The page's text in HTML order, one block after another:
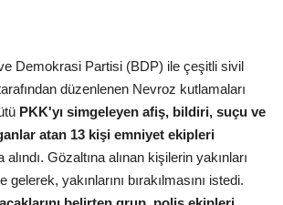
Demokrasi Partisi (BDP) ile çeşitli sivil
düzenlenen Nevroz kutlamaları
PKK'yı simgeleyen afiş, bildiri, suçu ve
atan 13 kişi emniyet ekipleri
alındı. Gözaltına alınan kişilerin yakınları
gelerek, yakınlarını bırakılmasını istedi.